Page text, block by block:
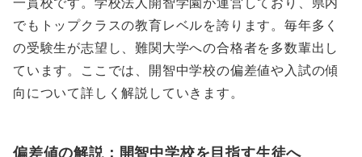
でもトップクラスの教育レベルを誇ります。毎年多く
の受験生が志望し、難関大学への合格者を多数輩出し
ています。ここでは、開智中学校の偏差値や入試の傾
向について詳しく解説していきます。
偏差値の解説：開智中学校を目指す生徒へ